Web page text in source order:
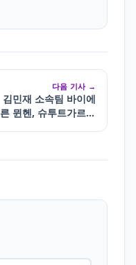
다음 기사 →
김민재 소속팀 바이에
른 뮌헨, 슈투트가르트